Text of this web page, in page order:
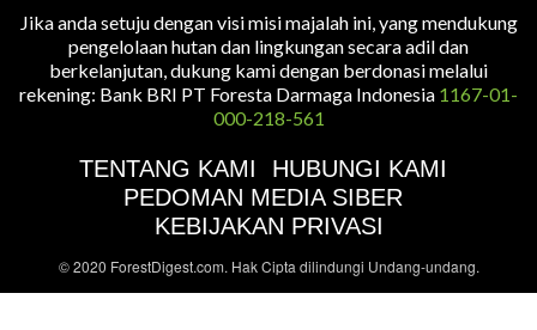
Jika anda setuju dengan visi misi majalah ini, yang mendukung
pengelolaan hutan dan lingkungan secara adil dan
berkelanjutan, dukung kami dengan berdonasi melalui
rekening: Bank BRI PT Foresta Darmaga Indonesia 1167-01-
000-218-561
TENTANG KAMI
HUBUNGI KAMI
PEDOMAN MEDIA SIBER
KEBIJAKAN PRIVASI
© 2020 ForestDigest.com. Hak Cipta dilindungi Undang-undang.